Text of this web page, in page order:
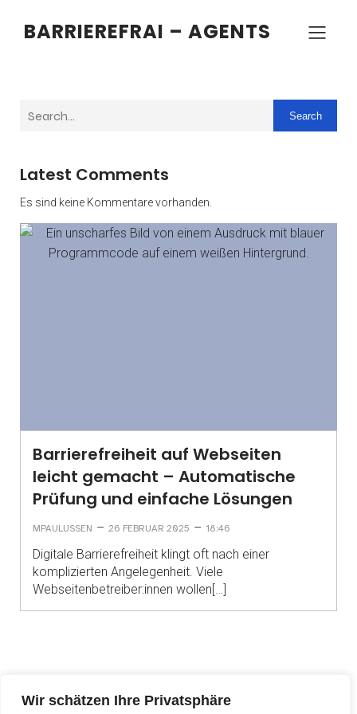
Wir schätzen Ihre Privatsphäre
BARRIEREFRAI – AGENTS
Search
Latest Comments
Es sind keine Kommentare vorhanden.
Barrierefreiheit auf Webseiten
leicht gemacht – Automatische
Prüfung und einfache Lösungen
MPAULUSSEN – 26 FEBRUAR 2025 – 18:46
Digitale Barrierefreiheit klingt oft nach einer
komplizierten Angelegenheit. Viele
Webseitenbetreiber:innen wollen[…]
IMPRESSUM DATENSCHUTZERKLÄRUNG